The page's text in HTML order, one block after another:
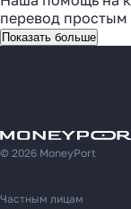
перевод
Показать больше
© 2026 MoneyPort
Частным лицам